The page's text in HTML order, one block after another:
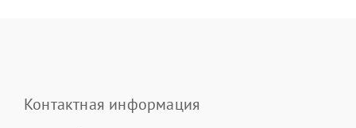
Контактная информация